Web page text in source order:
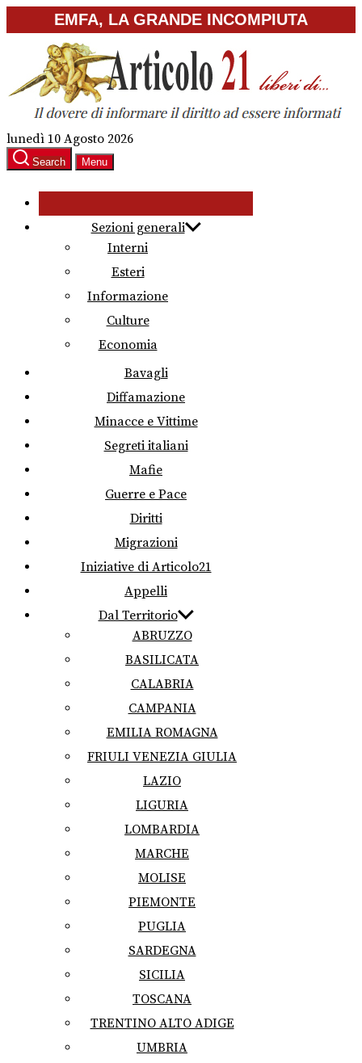
to
content
EMFA, LA GRANDE INCOMPIUTA
lunedì 10 Agosto 2026
Search Menu
Sezioni generali
Interni
Esteri
Informazione
Culture
Economia
Bavagli
Diffamazione
Minacce e Vittime
Segreti italiani
Mafie
Guerre e Pace
Diritti
Migrazioni
Iniziative di Articolo21
Appelli
Dal Territorio
ABRUZZO
BASILICATA
CALABRIA
CAMPANIA
EMILIA ROMAGNA
FRIULI VENEZIA GIULIA
LAZIO
LIGURIA
LOMBARDIA
MARCHE
MOLISE
PIEMONTE
PUGLIA
SARDEGNA
SICILIA
TOSCANA
TRENTINO ALTO ADIGE
UMBRIA